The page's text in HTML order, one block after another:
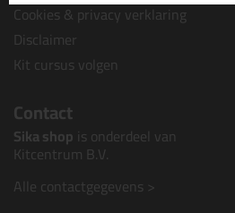
Cookies & privacy verklaring
Disclaimer
Kit cursus volgen
Contact
Sika shop is onderdeel van
Kitcentrum B.V.
Alle contactgegevens >